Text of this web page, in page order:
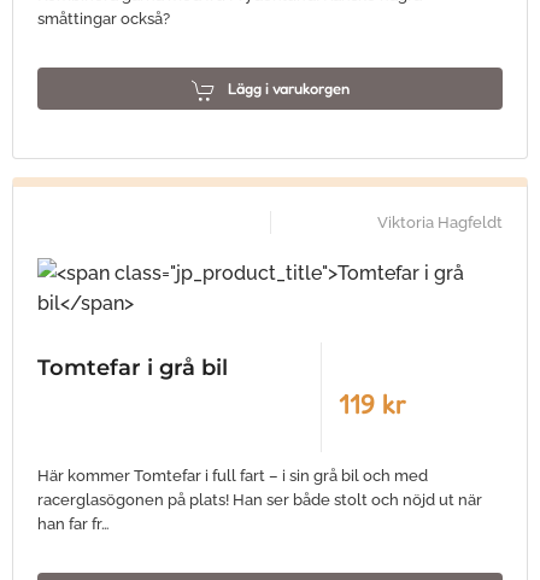
småttingar också?
Lägg i varukorgen
Viktoria Hagfeldt
Tomtefar i grå bil
119 kr
Här kommer Tomtefar i full fart – i sin grå bil och med
racerglasögonen på plats! Han ser både stolt och nöjd ut när
han far fr…